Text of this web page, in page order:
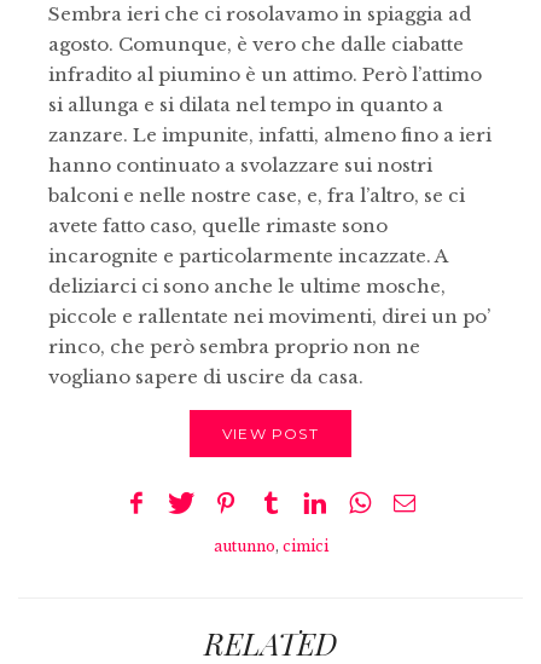
Sembra ieri che ci rosolavamo in spiaggia ad
agosto. Comunque, è vero che dalle ciabatte
infradito al piumino è un attimo. Però l’attimo
si allunga e si dilata nel tempo in quanto a
zanzare. Le impunite, infatti, almeno fino a ieri
hanno continuato a svolazzare sui nostri
balconi e nelle nostre case, e, fra l’altro, se ci
avete fatto caso, quelle rimaste sono
incarognite e particolarmente incazzate. A
deliziarci ci sono anche le ultime mosche,
piccole e rallentate nei movimenti, direi un po’
rinco, che però sembra proprio non ne
vogliano sapere di uscire da casa.
VIEW POST
autunno, cimici
RELATED